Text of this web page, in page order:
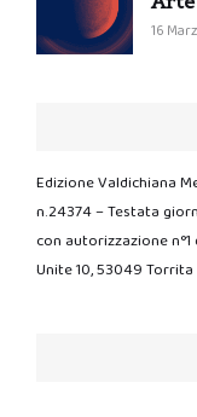
16
Edizione Valdichiana
n.24374 – Testata
con autorizzazione
Unite 10, 53049 Torrita